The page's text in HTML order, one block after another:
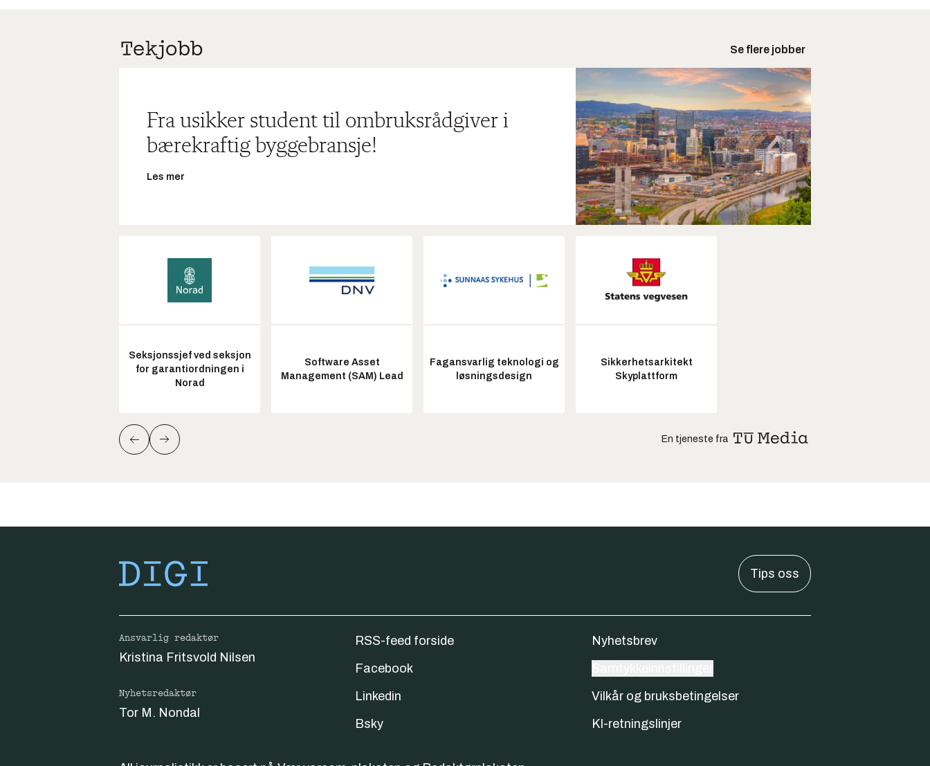
Se flere jobber
Fra usikker student til ombruksrådgiver i
bærekraftig byggebransje!
Les mer
Seksjonssjef ved seksjon
for garantiordningen i
Norad
Software Asset
Management (SAM) Lead
Fagansvarlig teknologi og
løsningsdesign
Sikkerhetsarkitekt
Skyplattform
En tjeneste fra
Tips oss
Ansvarlig redaktør
Kristina Fritsvold Nilsen
Nyhetsredaktør
Tor M. Nondal
RSS-feed forside
Facebook
Linkedin
Bsky
Nyhetsbrev
Vilkår og bruksbetingelser
KI-retningslinjer